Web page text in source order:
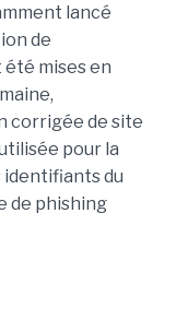
lancé
de
mises en
corrigée de site
pour la
du
de phishing